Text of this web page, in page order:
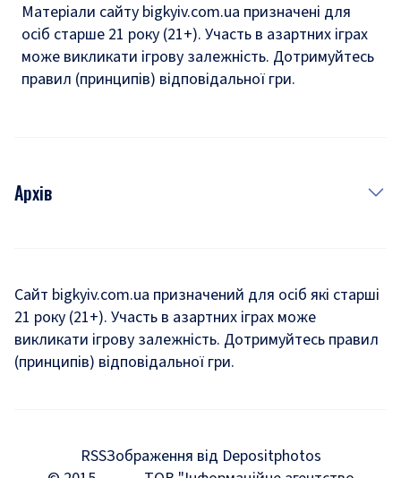
Матеріали сайту bigkyiv.com.ua призначені для
осіб старше 21 року (21+). Участь в азартних іграх
може викликати ігрову залежність. Дотримуйтесь
правил (принципів) відповідальної гри.
Архів
Комуналка
Хроніки війни
Мегаполіс
Сайт bigkyiv.com.ua призначений для осіб які старші
21 року (21+). Участь в азартних іграх може
викликати ігрову залежність. Дотримуйтесь правил
(принципів) відповідальної гри.
RSSЗображення від Depositphotos